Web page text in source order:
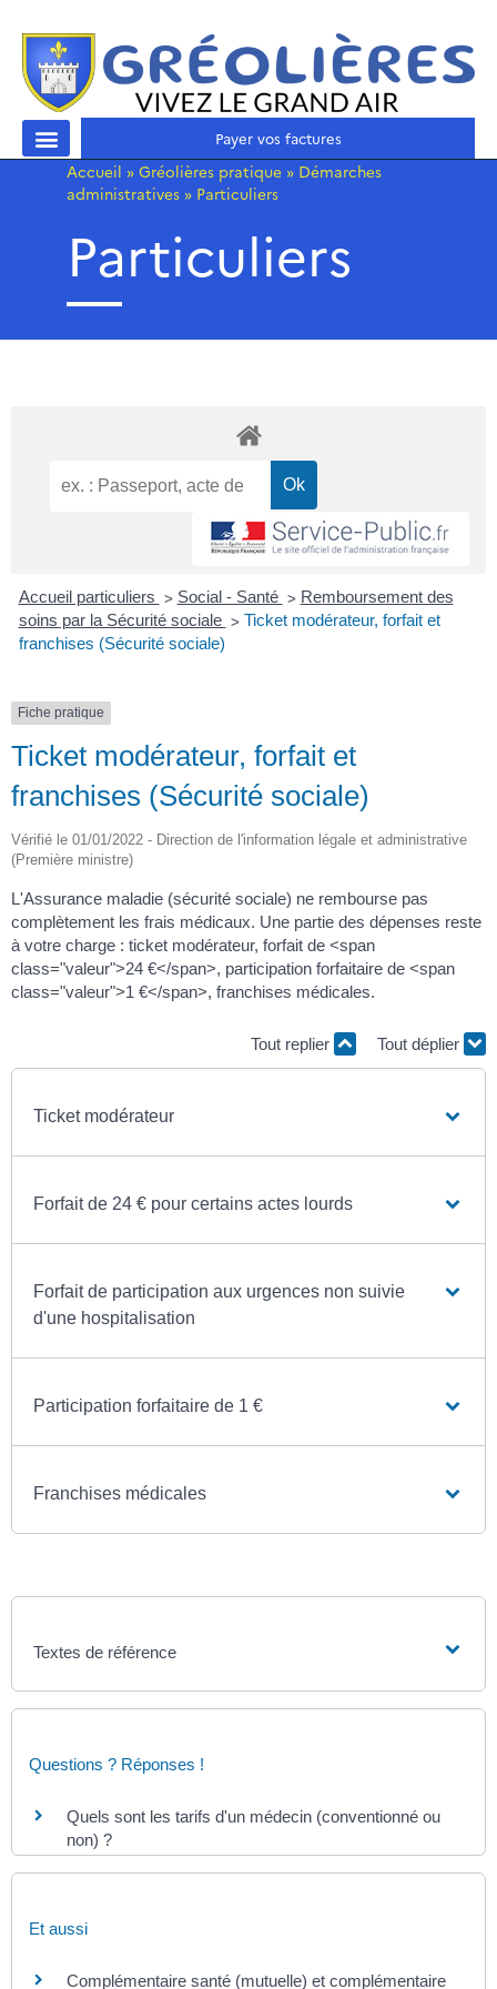
Payer vos factures
Accueil » Gréolières pratique » Démarches
administratives » Particuliers
Particuliers
Accueil particuliers > Social - Santé > Remboursement des
soins par la Sécurité sociale > Ticket modérateur, forfait et
franchises (Sécurité sociale)
Fiche pratique
Ticket modérateur, forfait et
franchises (Sécurité sociale)
Vérifié le 01/01/2022 - Direction de l'information légale et administrative
(Première ministre)
L'Assurance maladie (sécurité sociale) ne rembourse pas
complètement les frais médicaux. Une partie des dépenses reste
à votre charge : ticket modérateur, forfait de <span
class="valeur">24 €</span>, participation forfaitaire de <span
class="valeur">1 €</span>, franchises médicales.
Tout replier Tout déplier
Ticket modérateur
Forfait de 24 € pour certains actes lourds
Forfait de participation aux urgences non suivie
d'une hospitalisation
Participation forfaitaire de 1 €
Franchises médicales
Textes de référence
Questions ? Réponses !
Quels sont les tarifs d'un médecin (conventionné ou
non) ?
Et aussi
Complémentaire santé (mutuelle) et complémentaire